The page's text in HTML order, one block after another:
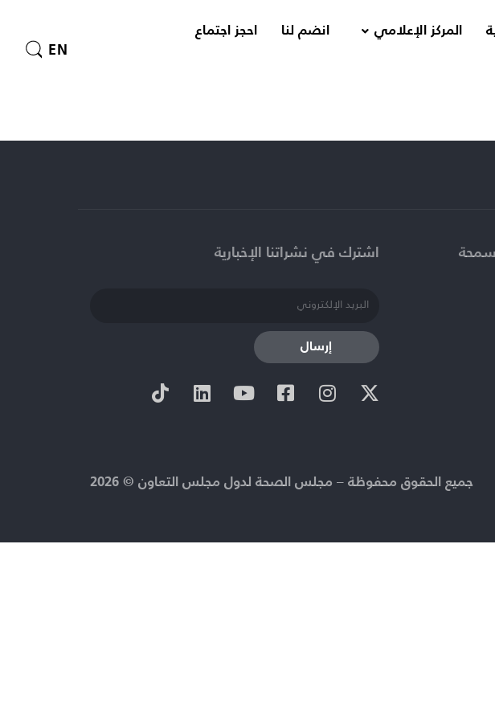
EN
احجز اجتماع انضم لنا المركز الإعلامي
اشترك في نشراتنا الإخبارية​
إرسال
سمحة​
جميع الحقوق محفوظة – مجلس الصحة لدول مجلس التعاون © 2026